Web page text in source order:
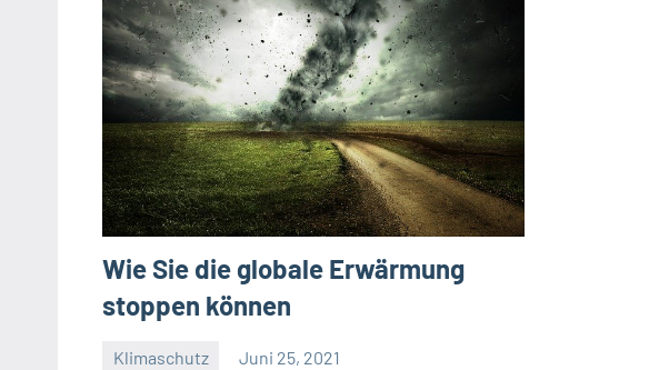
Wie Sie die globale Erwärmung
stoppen können
Klimaschutz Juni 25, 2021